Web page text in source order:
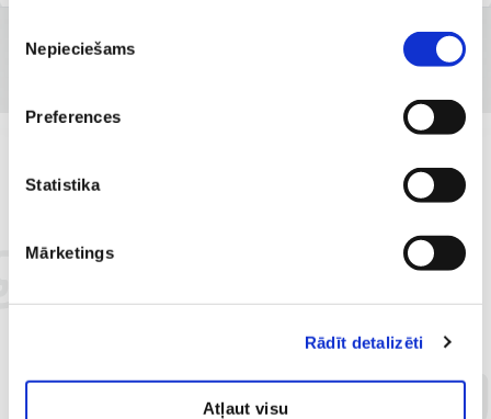
izvēle
Nepieciešams
Preferences
Statistika
Mārketings
Rādīt detalizēti
Atļaut visu
Mūsu klientu atsauksmes par
3 draudzenes no Cēsīm Laine, Solvita, Valda.